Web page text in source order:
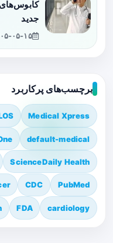
جدید
۱۴۰۵-
برچسب‌های پرکاربرد
Medical Xpress
default-medical
ScienceDaily Health
PubMed
CDC
cardiology
FDA